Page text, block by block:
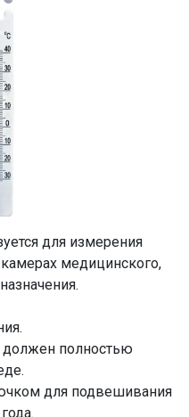
для измерения
медицинского,
полностью
для подвешивания